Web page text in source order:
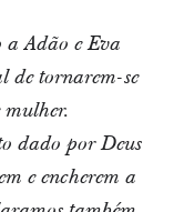
Adão e Eva
de tornarem-se
dado por Deus
e encherem a